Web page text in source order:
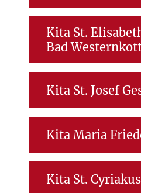
ZUR EINRICHTUNG
Personal -
Funktion:
Sachbearbeitung
Kita St.
Bad
ZUR EINRICHTUNG
Funktion:allg.
Sachbearbeitung
Kita St. Josef
ZUR EINRICHTUNG
Kita Maria
ZUR EINRICHTUNG
Kita St.